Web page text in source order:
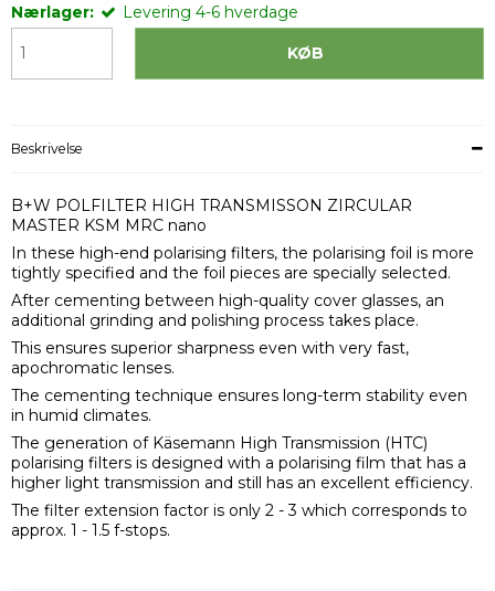
Nærlager:
Levering 4-6 hverdage
KØB
Beskrivelse
B+W POLFILTER HIGH TRANSMISSON ZIRCULAR
MASTER KSM MRC nano
In these high-end polarising filters, the polarising foil is more
tightly specified and the foil pieces are specially selected.
After cementing between high-quality cover glasses, an
additional grinding and polishing process takes place.
This ensures superior sharpness even with very fast,
apochromatic lenses.
The cementing technique ensures long-term stability even
in humid climates.
The generation of Käsemann High Transmission (HTC)
polarising filters is designed with a polarising film that has a
higher light transmission and still has an excellent efficiency.
The filter extension factor is only 2 - 3 which corresponds to
approx. 1 - 1.5 f-stops.